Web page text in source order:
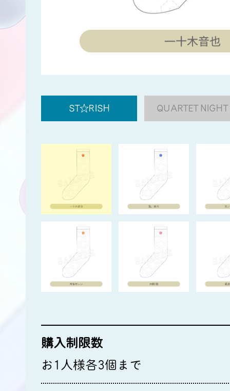
ST☆RISH QUARTET NIGHT
購入制限数
お1人様各3個まで